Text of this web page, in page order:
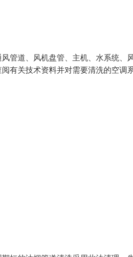
管道、风机盘管、主机、水系统、
有关技术资料并对需要清洗的空调